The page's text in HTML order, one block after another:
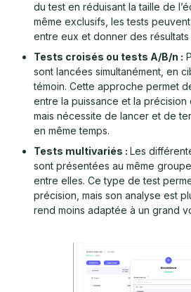
du test en réduisant la taille de
même exclusifs, les tests
entre eux et donner des résultats
Tests croisés ou tests A/B/n :
sont lancées simultanément, en
témoin. Cette approche permet
entre la puissance et la précision
mais nécessite de lancer et de
en même temps.
Tests multivariés : Les
sont présentées au même
entre elles. Ce type de test
précision, mais son analyse est
rend moins adaptée à un grand